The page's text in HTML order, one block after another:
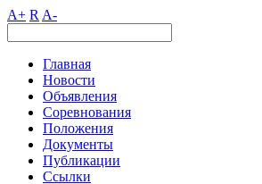
A+ R A-
Главная
Новости
Объявления
Соревнования
Положения
Документы
Публикации
Ссылки